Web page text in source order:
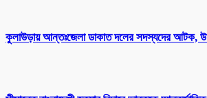
কুলাউড়ায় আন্তঃজেলা ডাকাত দলের সদস্যদের আটক,